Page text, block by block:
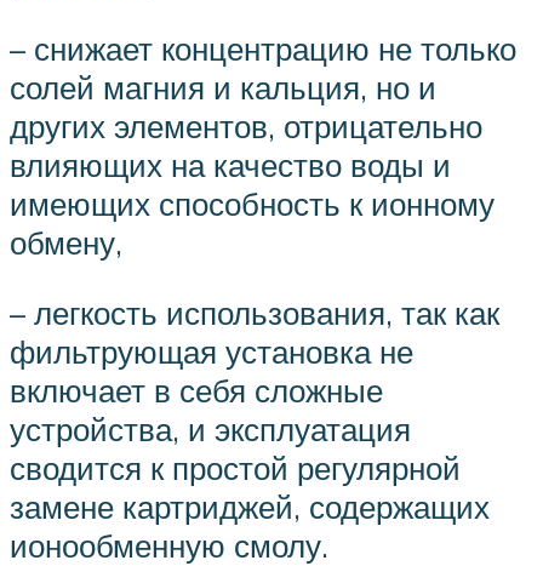
– снижает концентрацию не только
солей магния и кальция, но и
других элементов, отрицательно
влияющих на качество воды и
имеющих способность к ионному
обмену,
– легкость использования, так как
фильтрующая установка не
включает в себя сложные
устройства, и эксплуатация
сводится к простой регулярной
замене картриджей, содержащих
ионообменную смолу.